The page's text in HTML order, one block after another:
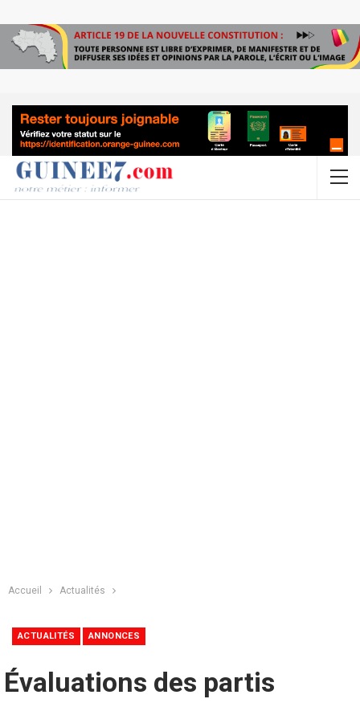
Accueil Actualités
ACTUALITÉS ANNONCES
Évaluations des partis